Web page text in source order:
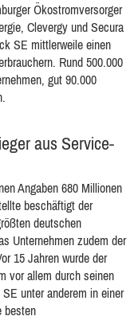
Ökostromversorger
Clevergy und Secura
SE mittlerweile einen
Rund 500.000
gut 90.000
aus Service-
Angaben 680 Millionen
beschäftigt der
deutschen
Unternehmen zudem der
15 Jahren wurde der
vor allem durch seinen
unter anderem in einer
besten